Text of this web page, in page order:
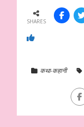
SHARES
कथा-कहानी